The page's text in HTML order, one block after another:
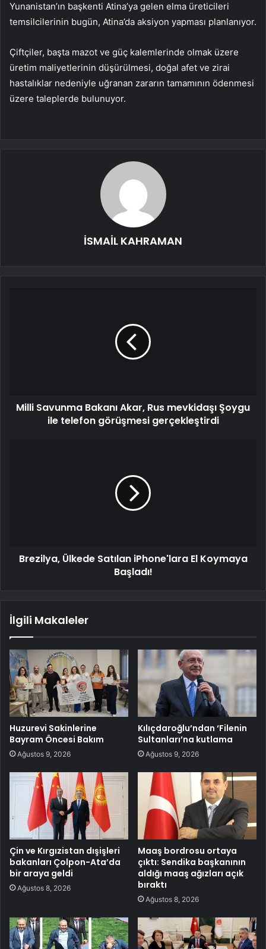
Yunanistan’ın başkenti Atina’ya gelen elma üreticileri
temsilcilerinin bugün, Atina’da aksiyon yapması planlanıyor.
Çiftçiler, başta mazot ve güç kalemlerinde olmak üzere
üretim maliyetlerinin düşürülmesi, doğal afet ve zirai
hastalıklar nedeniyle uğranan zararın tamamının ödenmesi
üzere taleplerde bulunuyor.
İSMAİL KAHRAMAN
Milli Savunma Bakanı Akar, Rus mevkidaşı Şoygu
ile telefon görüşmesi gerçekleştirdi
Brezilya, Ülkede Satılan iPhone'lara El Koymaya
Başladı!
İlgili Makaleler
Huzurevi Sakinlerine
Bayram Öncesi Bakım
Ağustos 9, 2026
Kılıçdaroğlu’ndan ‘Filenin
Sultanları’na kutlama
Ağustos 9, 2026
Çin ve Kırgızistan dışişleri
bakanları Çolpon-Ata’da
bir araya geldi
Ağustos 8, 2026
Maaş bordrosu ortaya
çıktı: Sendika başkanının
aldığı maaş ağızları açık
bıraktı
Ağustos 8, 2026